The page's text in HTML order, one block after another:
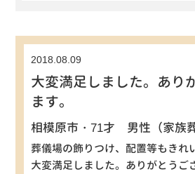
2018.08.09
大変満足しました。あり
ます。
相模原市・71才 男性（家族葬
葬儀場の飾りつけ、配置等もきれ
大変満足しました。ありがとうご